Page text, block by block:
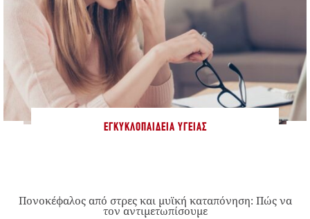
ΕΓΚΥΚΛΟΠΑΊΔΕΙΑ ΥΓΕΊΑΣ
Πονοκέφαλος από στρες και μυϊκή καταπόνηση: Πώς να
τον αντιμετωπίσουμε